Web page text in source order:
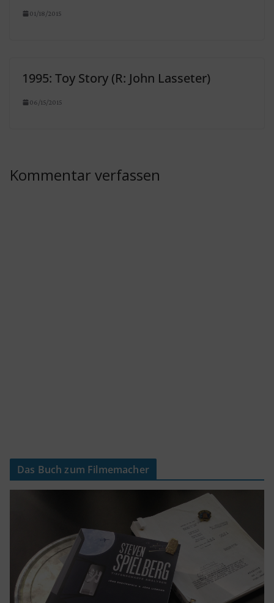
01/18/2015
1995: Toy Story (R: John Lasseter)
06/15/2015
Kommentar verfassen
Das Buch zum Filmemacher